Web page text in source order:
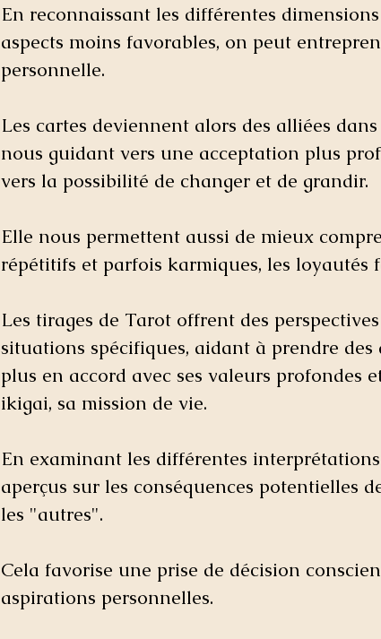
En reconnaissant les différentes
aspects moins favorables, on peut
personnelle.
Les cartes deviennent alors des alliées
nous guidant vers une acceptation plus
vers la possibilité de changer et de grandir.
Elle nous permettent aussi de mieux
répétitifs et parfois karmiques, les loyautés
Les tirages de Tarot offrent des
situations spécifiques, aidant à prendre
plus en accord avec ses valeurs profondes
ikigai, sa mission de vie.
En examinant les différentes
aperçus sur les conséquences potentielles
les "autres".
Cela favorise une prise de décision
aspirations personnelles.